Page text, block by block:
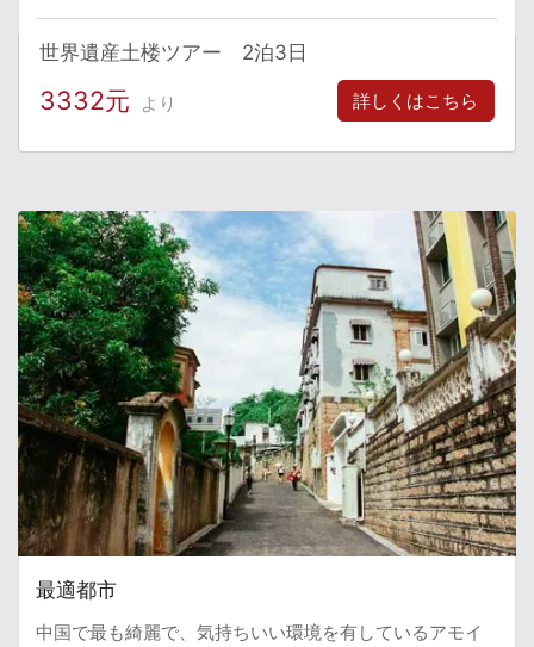
世界遺産土楼ツアー 2泊3日
3332元 より 詳しくはこちら
最適都市
中国で最も綺麗で、気持ちいい環境を有しているアモイ